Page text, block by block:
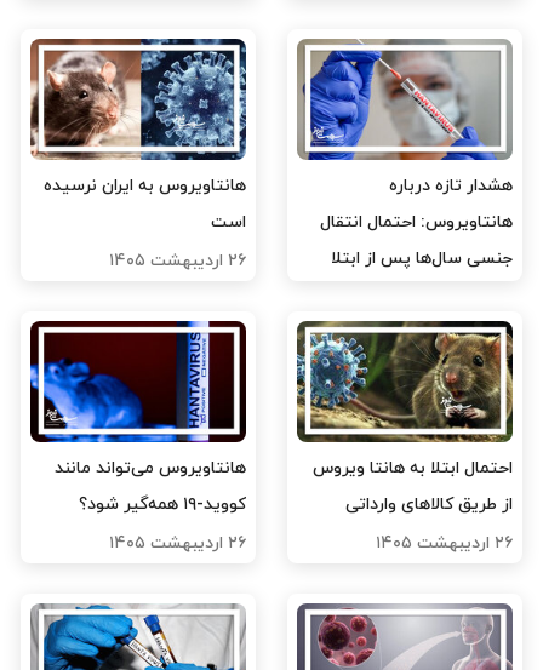
هشدار تازه درباره
هانتاویروس: احتمال انتقال
جنسی سال‌ها پس از ابتلا
هانتاویروس به ایران نرسیده
است
۲۶ اردیبهشت ۱۴۰۵
احتمال ابتلا به هانتا ویروس
از طریق کالاهای وارداتی
۲۶ اردیبهشت ۱۴۰۵
هانتاویروس می‌تواند مانند
کووید-۱۹ همه‌گیر شود؟
۲۶ اردیبهشت ۱۴۰۵